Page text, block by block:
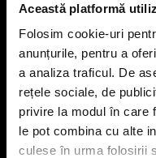
Această platformă
Folosim cookie-uri
anunțurile, pentru a
a analiza traficul. De
rețele sociale, de
privire la modul în care
le pot combina cu alte
culese în urma folosirii
KFC
Meniu livrare
Meniu ridicare
Nutriționale și Alergeni
Abonare Newsletter
Contact